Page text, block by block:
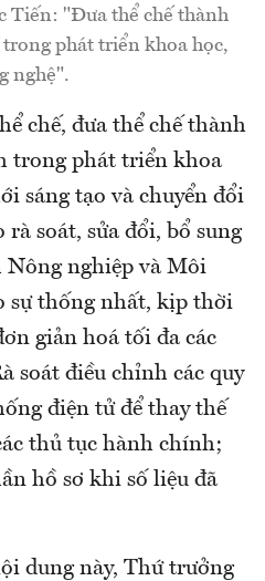
Tiến: "Đưa thể chế thành
phát triển khoa học,
nghệ".
chế, đưa thể chế thành
trong phát triển khoa
sáng tạo và chuyển đổi
rà soát, sửa đổi, bổ sung
Nông nghiệp và Môi
sự thống nhất, kịp thời
giản hoá tối đa các
soát điều chỉnh các quy
điện tử để thay thế
thủ tục hành chính;
hồ sơ khi số liệu đã
dung này, Thứ trưởng